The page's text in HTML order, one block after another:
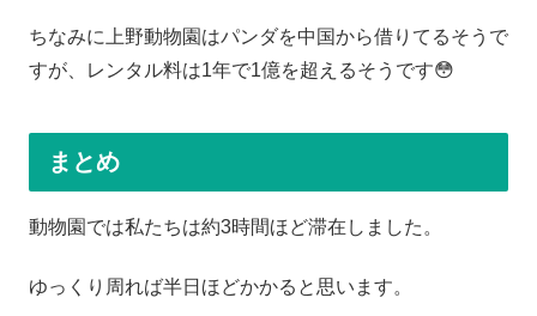
ちなみに上野動物園はパンダを中国から借りてるそうで
すが、レンタル料は1年で1億を超えるそうです😳
まとめ
動物園では私たちは約3時間ほど滞在しました。
ゆっくり周れば半日ほどかかると思います。